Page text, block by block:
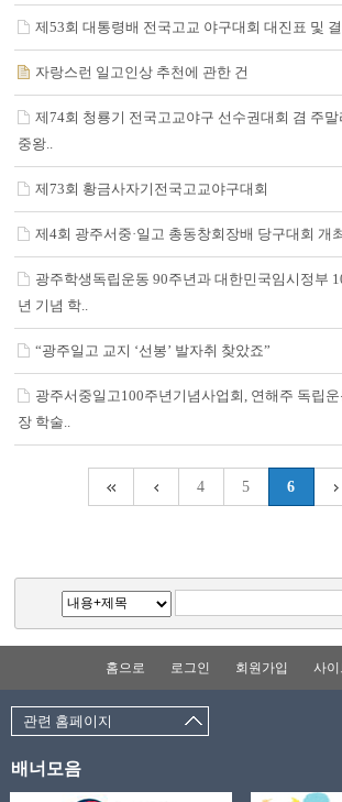
제53회 대통령배 전국고교 야구대회 대진표 및
자랑스런 일고인상 추천에 관한 건
제74회 청룡기 전국고교야구 선수권대회 겸 주
중왕..
제73회 황금사자기전국고교야구대회
제4회 광주서중·일고 총동창회장배 당구대회 개
광주학생독립운동 90주년과 대한민국임시정부
년 기념 학..
“광주일고 교지 ‘선봉’ 발자취 찾았죠”
광주서중일고100주년기념사업회, 연해주 독립운
장 학술..
4 5 6
홈으로 로그인 회원가입 사
관련 홈페이지
배너모음